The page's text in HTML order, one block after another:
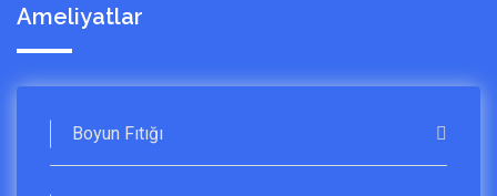
Ameliyatlar
Boyun Fıtığı